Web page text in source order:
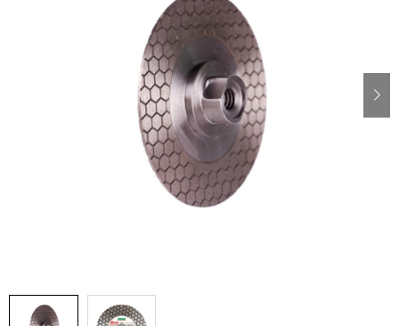
ODSÁVANIE NA REZANIE A BRÚSENIE OBKLADOV
BUILDAKADÉMIA – Z PRAXE PRE PRAX
ZNAČKY